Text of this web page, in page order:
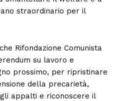
straordinario per il
Rifondazione Comunista
su lavoro e
prossimo, per ripristinare
della precarietà,
appalti e riconoscere il